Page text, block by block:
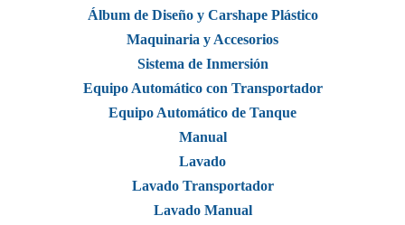
Álbum de Diseño y Carshape Plástico
Maquinaria y Accesorios
Sistema de Inmersión
Equipo Automático con Transportador
Equipo Automático de Tanque
Manual
Lavado
Lavado Transportador
Lavado Manual